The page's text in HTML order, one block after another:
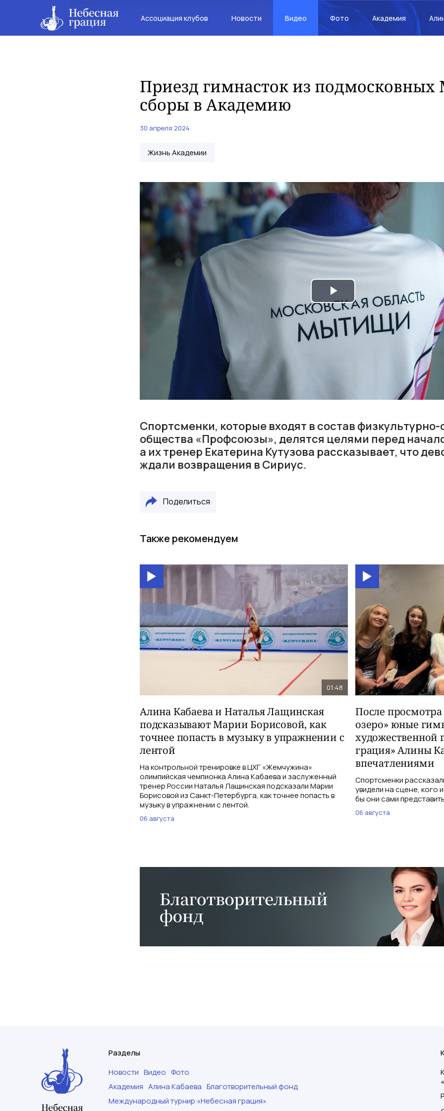
Ассоциация клубов Новости Видео Фото Академия
Приезд гимнасток из
сборы в Академию
30 апреля 2024
Жизнь Академии
Play
Video
Спортсменки, которые входят в состав
общества «Профсоюзы», делятся целями перед
а их тренер Екатерина Кутузова рассказывает, что
ждали возвращения в Сириус.
Поделиться
Также рекомендуем
01:48
Алина Кабаева и Наталья Лащинская
подсказывают Марии Борисовой, как
точнее попасть в музыку в упражнении с
лентой
На контрольной тренировке в ЦХГ «Жемчужина»
олимпийская чемпионка Алина Кабаева и заслуженный
тренер России Наталья Лащинская подсказали Марии
Борисовой из Санкт-Петербурга, как точнее попасть в
музыку в упражнении с лентой.
06 августа
После просмотра
озеро» юные
художественной
грация» Алины
впечатлениями
Спортсменки
увидели на сцене, кого
бы они сами
06 августа
Разделы
Новости Видео Фото
Академия Алина Кабаева Благотворительный фонд
Международный турнир «Небесная грация»